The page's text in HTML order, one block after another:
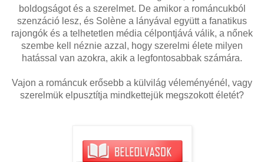
boldogságot és a szerelmet. De amikor a románcukból
szenzáció lesz, és Solène a lányával együtt a fanatikus
rajongók és a telhetetlen média célpontjává válik, a nőnek
szembe kell néznie azzal, hogy szerelmi élete milyen
hatással van azokra, akik a legfontosabbak számára.
Vajon a románcuk erősebb a külvilág véleményénél, vagy
szerelmük elpusztítja mindkettejük megszokott életét?